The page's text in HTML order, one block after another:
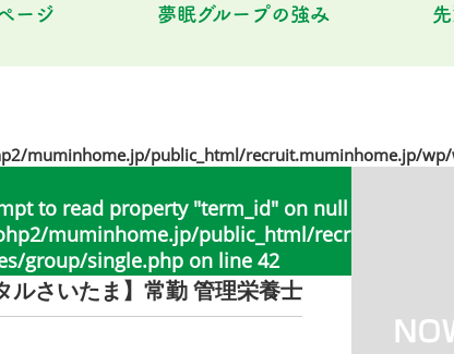
ージ 夢眠グループの強み
muminhome.jp/public_html/recruit.muminhome.jp/
to read property "term_id" on null in
muminhome.jp/public_html/
group/single.php on line 42
ルさいたま】常勤 管理栄養士